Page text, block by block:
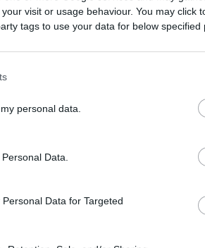
visit or usage behaviour. You may click
tags to use your data for below specified
personal data.
Data.
Data for Targeted
2021 11:28